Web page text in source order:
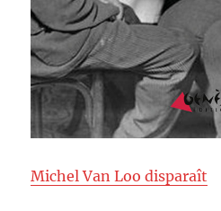
Michel Van Loo disparaît